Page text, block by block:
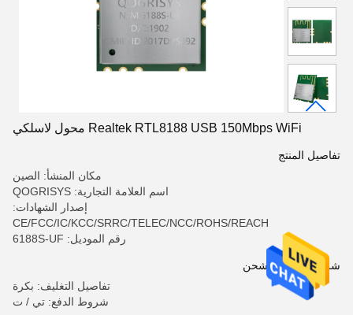
Realtek RTL8188 USB 150Mbps WiFi محول لاسلكي
تفاصيل المنتج
مكان المنشأ: الصين
اسم العلامة التجارية: QOGRISYS
إصدار الشهادات:
CE/FCC/IC/KCC/SRRC/TELEC/NCC/ROHS/REACH
رقم الموديل: 6188S-UF
شروط الدفع والشحن
تفاصيل التغليف: بكرة
شروط الدفع: تي / ت